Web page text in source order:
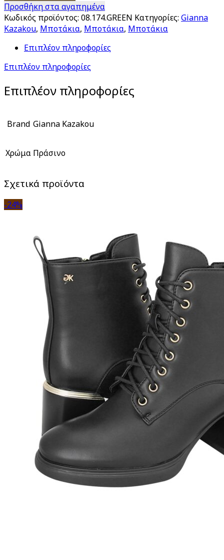
Προσθήκη στα αγαπημένα
Κωδικός προϊόντος: 08.174.GREEN Κατηγορίες: Gianna
Kazakou, Μποτάκια, Μποτάκια, Μποτάκια
Επιπλέον πληροφορίες
Επιπλέον πληροφορίες
Επιπλέον πληροφορίες
Brand Gianna Kazakou
Χρώμα Πράσινο
Σχετικά προϊόντα
-24%